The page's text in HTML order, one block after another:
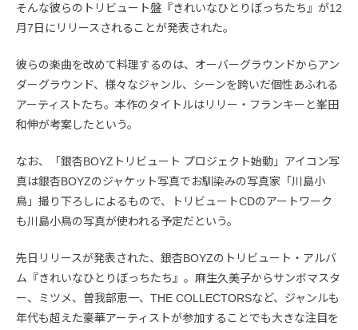
そんな彼らのトリビュート盤『きれいなひとりぼっちたち』が12
月7日にリリースされることが発表された。
彼らの楽曲を改めて料理するのは、オーバーグラウンドからアン
ダーグラウンド、様々なジャンル、シーンを跨いだ個性あふれる
アーティストたち。本作のタイトルはリリー・フランキーと峯田
和伸が考案したという。
なお、「銀杏BOYZトリビュート プロジェクト始動」アイコン写
真は銀杏BOYZのジャケット写真でお馴染みの写真家「川島小
鳥」撮り下ろしによるもので、トリビュートCDのアートワーク
も川島小鳥の写真が使われる予定だという。
先日リリースが発表された、銀杏BOYZのトリビュート・アルバ
ム『きれいなひとりぼっちたち』。麻生久美子からサンボマスタ
ー、ミツメ、曽我部恵一、THE COLLECTORSなど、ジャンルも
年代も超えた豪華アーティストが参加することでも大きな注目を